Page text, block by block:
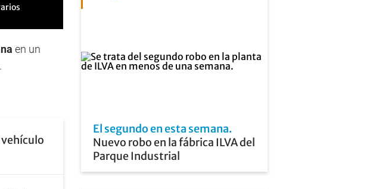
en un
El segundo en esta semana
Nuevo robo en la fábrica ILVA del
Parque Industrial